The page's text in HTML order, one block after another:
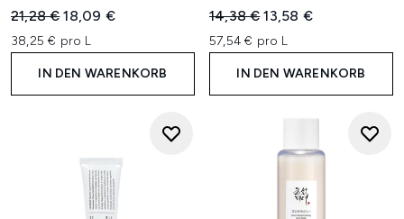
Unverbindliche Preisempfehlung:
21,28 €Aktueller Preis:
18,09 €
38,25 € pro L
IN DEN WARENKORB
Unverbindliche
14,38 €Aktueller Preis:
13,58 €
57,54 € pro L
IN DEN WARENKORB